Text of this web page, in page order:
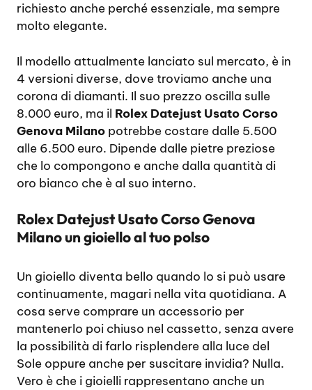
richiesto anche perché essenziale, ma sempre
molto elegante.
Il modello attualmente lanciato sul mercato, è in
4 versioni diverse, dove troviamo anche una
corona di diamanti. Il suo prezzo oscilla sulle
8.000 euro, ma il Rolex Datejust Usato Corso
Genova Milano potrebbe costare dalle 5.500
alle 6.500 euro. Dipende dalle pietre preziose
che lo compongono e anche dalla quantità di
oro bianco che è al suo interno.
Rolex Datejust Usato Corso Genova
Milano un gioiello al tuo polso
Un gioiello diventa bello quando lo si può usare
continuamente, magari nella vita quotidiana. A
cosa serve comprare un accessorio per
mantenerlo poi chiuso nel cassetto, senza avere
la possibilità di farlo risplendere alla luce del
Sole oppure anche per suscitare invidia? Nulla.
Vero è che i gioielli rappresentano anche un